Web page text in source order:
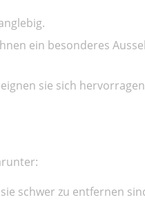
ein besonderes
sie sich
schwer zu entfernen